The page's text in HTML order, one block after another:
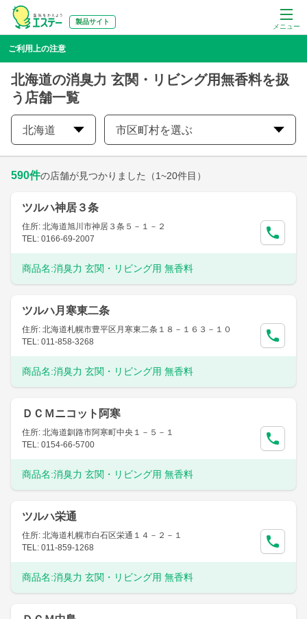
メニュー
製品サイト
ご利用上の注意
北海道の消臭力 玄関・リビング用無香料を扱
う店舗一覧
北海道 市区町村を選ぶ
590件の店舗が見つかりました （1~20件目）
ツルハ神居３条
住所: 北海道旭川市神居３条５－１－２
TEL: 0166-69-2007
商品名:消臭力 玄関・リビング用 無香料
ツルハ月寒東二条
住所: 北海道札幌市豊平区月寒東二条１８－１６３－１０
TEL: 011-858-3268
商品名:消臭力 玄関・リビング用 無香料
ＤＣＭニコット阿寒
住所: 北海道釧路市阿寒町中央１－５－１
TEL: 0154-66-5700
商品名:消臭力 玄関・リビング用 無香料
ツルハ栄通
住所: 北海道札幌市白石区栄通１４－２－１
TEL: 011-859-1268
商品名:消臭力 玄関・リビング用 無香料